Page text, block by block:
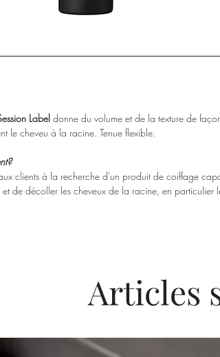
Label donne du volume et de la texture de
le cheveu à la racine. Tenue flexible.
clients à la recherche d'un produit de coiffage
de décoller les cheveux de la racine, en particulier
Articles